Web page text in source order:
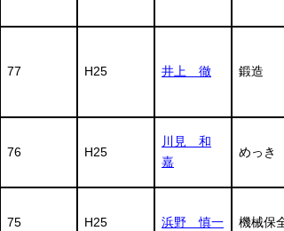
77 H25 井上 徹 鍛造
76 H25
川見 和
嘉
めっき
75 H25 浜野 慎一 機械保全